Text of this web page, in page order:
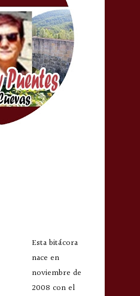
Esta bitácora
nace en
noviembre de
2008 con el